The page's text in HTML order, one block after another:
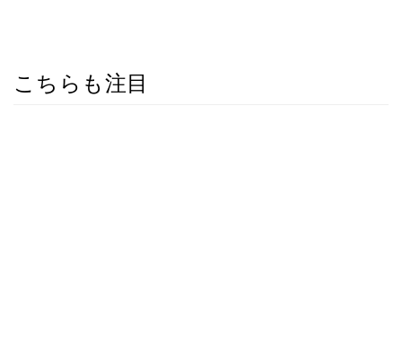
こちらも注目